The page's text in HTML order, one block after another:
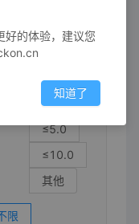
不限
≤1.0
≤5.0
≤10.0
其他
限
好的体验，建议您
知道了